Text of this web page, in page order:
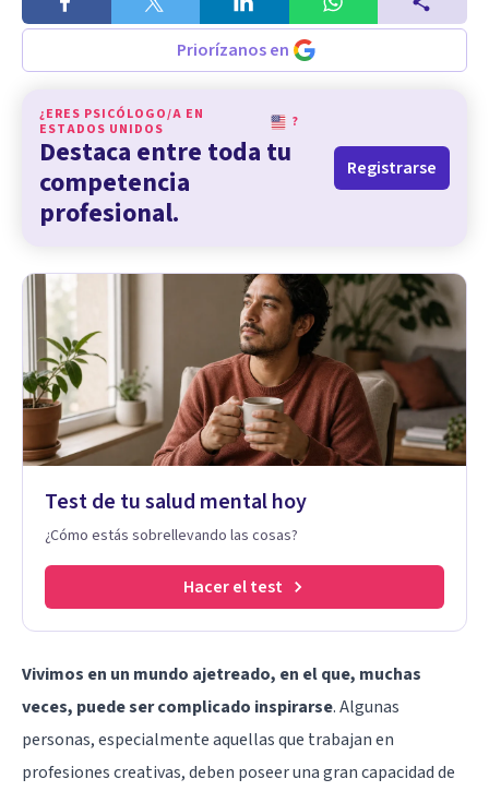
Priorízanos en
¿ERES PSICÓLOGO/A EN
ESTADOS UNIDOS
?
Destaca entre toda tu
competencia
profesional.
Registrarse
Test de tu salud mental hoy
¿Cómo estás sobrellevando las cosas?
Hacer el test
Vivimos en un mundo ajetreado, en el que, muchas
veces, puede ser complicado inspirarse. Algunas
personas, especialmente aquellas que trabajan en
profesiones creativas, deben poseer una gran capacidad de